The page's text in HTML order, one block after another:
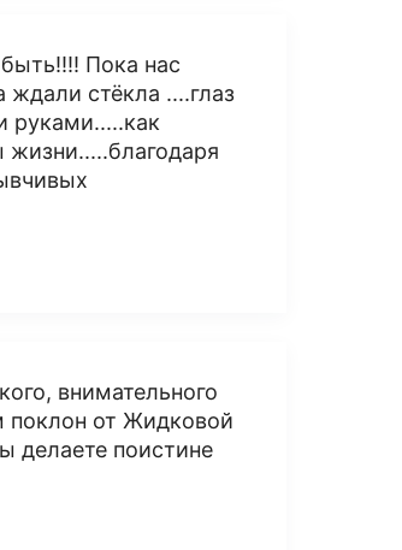
Пока нас
стёкла ....глаз
руками.....как
внимательного
поклон от Жидковой
делаете поистине